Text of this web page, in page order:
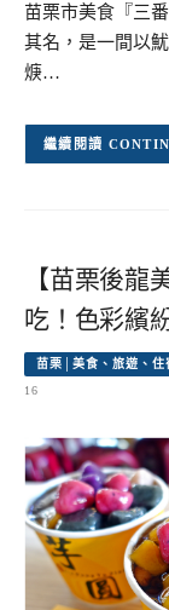
苗栗市美食『三
其名，是一間以
焿…
【苗栗後龍
吃！色彩繽
苗栗│美食、旅遊、住
16